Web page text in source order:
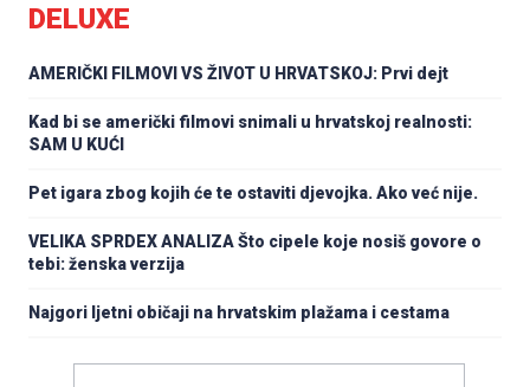
DELUXE
AMERIČKI FILMOVI VS ŽIVOT U HRVATSKOJ: Prvi dejt
Kad bi se američki filmovi snimali u hrvatskoj realnosti:
SAM U KUĆI
Pet igara zbog kojih će te ostaviti djevojka. Ako već nije.
VELIKA SPRDEX ANALIZA Što cipele koje nosiš govore o
tebi: ženska verzija
Najgori ljetni običaji na hrvatskim plažama i cestama